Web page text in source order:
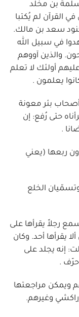
بن مخلد
القرآن لم يُكتبا
سعد بن مالك.
في سبيل الله
والذين آووهم
أولئك لا تعلم
يعلمون .
بئر معونة
حتى رُفع: إن
.
ربعها (يعني
الخلع
رجلاً يقرأها على
يقرأها أحد. وكان
إنه يجلد على
.
ويمكن مراجعتها
وغيرهم.